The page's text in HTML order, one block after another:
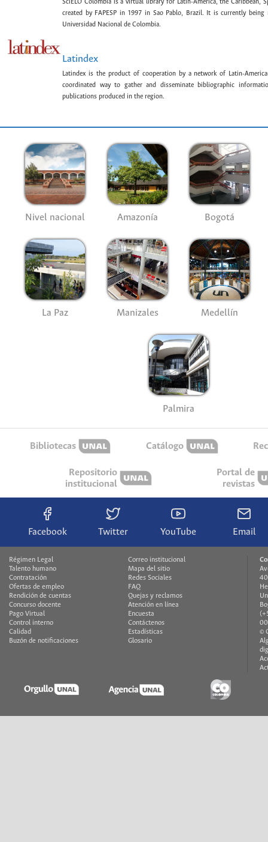
SciELO Colombia is a virtual library for Latin-America, the Caribbean,
created by FAPESP in 1997 in Sao Pablo, Brazil. It is currently being
Universidad Nacional de Colombia.
Latindex
Latindex is the product of cooperation by a network of Latin-
coordinated way to gather and disseminate bibliographic
publications produced in the region.
Nivel nacional Amazonía Bogotá
La Paz Manizales Medellín
Palmira
Bibliotecas Catálogo
Repositorio
institucional
Portal de
revistas
Facebook Twitter YouTube Email
Régimen Legal
Talento humano
Contratación
Ofertas de empleo
Rendición de cuentas
Concurso docente
Pago Virtual
Control interno
Calidad
Buzón de notificaciones
Correo institucional
Mapa del sitio
Redes Sociales
FAQ
Quejas y reclamos
Atención en línea
Encuesta
Contáctenos
Estadísticas
Glosario
©